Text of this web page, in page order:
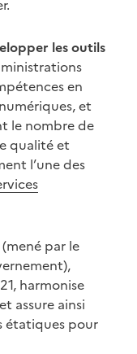
les outils
en
et
le nombre de
qualité et
l’une des
par le
harmonise
assure ainsi
étatiques pour